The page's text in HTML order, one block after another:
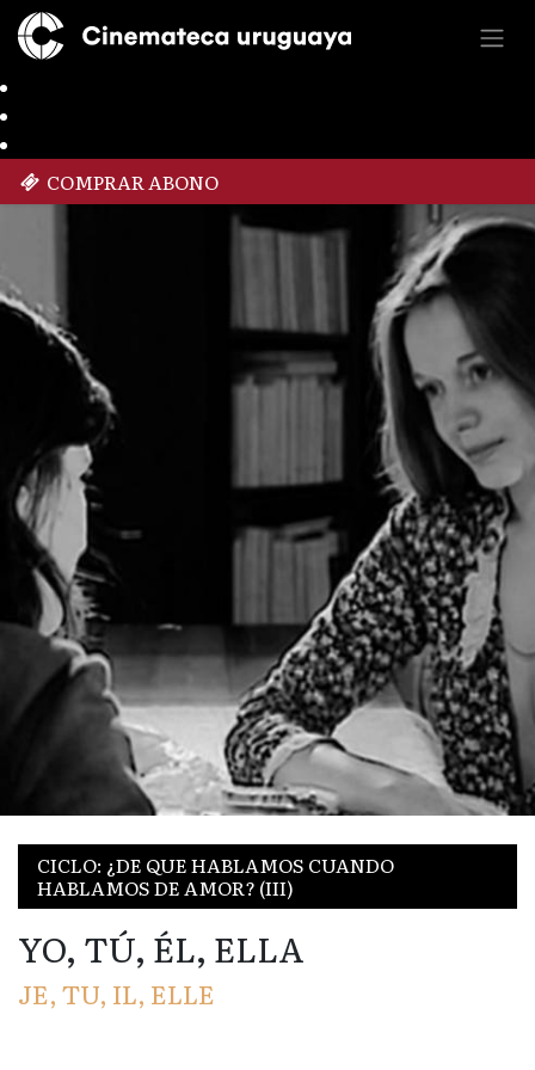
COMPRAR ABONO
CICLO: ¿DE QUE HABLAMOS CUANDO
HABLAMOS DE AMOR? (III)
YO, TÚ, ÉL, ELLA
JE, TU, IL, ELLE